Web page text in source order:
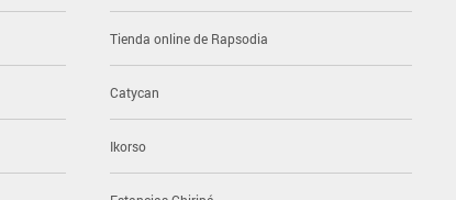
Tienda online de Rapsodia
Catycan
Ikorso